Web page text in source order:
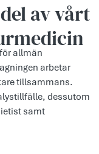
av vårt
allmän
arbetar
tillsammans.
dessutom
samt